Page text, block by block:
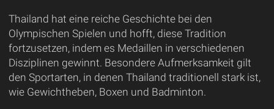
Thailand hat eine reiche Geschichte bei den
Olympischen Spielen und hofft, diese Tradition
fortzusetzen, indem es Medaillen in verschiedenen
Disziplinen gewinnt. Besondere Aufmerksamkeit gilt
den Sportarten, in denen Thailand traditionell stark ist,
wie Gewichtheben, Boxen und Badminton.